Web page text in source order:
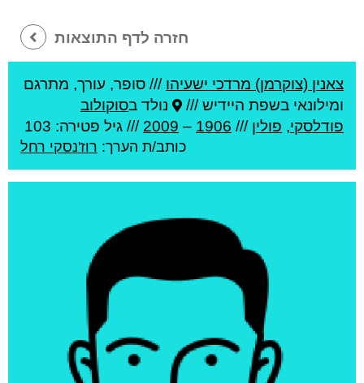
חזרה לדף התוצאות
צאנין (צוקרמן) מרדכי ישעיהו /// סופר, עורך, מתרגם
ומילונאי בשפת היידיש ///
נולד בסוקולוב
פודלסקי, פולין ///
1906
–
2009 /// גיל פטירה: 103
כותב/ת הערך: רוז'נסקי רחל